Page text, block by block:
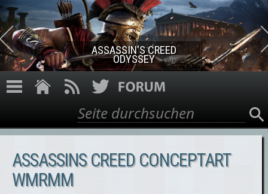
Direkt zum Inhalt
ASSASSIN'S CREED ROGUE
REMASTERED
Suchformular
Suche
ASSASSINS CREED CONCEPTART
WMRMM